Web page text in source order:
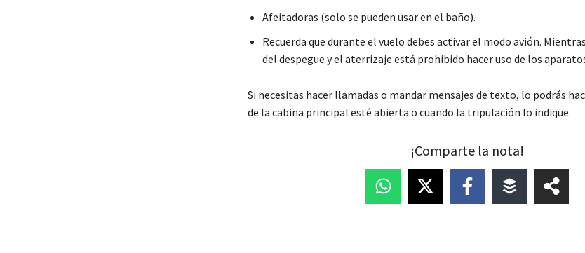
Afeitadoras (solo se pueden usar en el baño).
Recuerda que durante el vuelo debes activar el modo avión.
del despegue y el aterrizaje está prohibido hacer uso de los
Si necesitas hacer llamadas o mandar mensajes de texto, lo podrás
de la cabina principal esté abierta o cuando la tripulación lo indique.
¡Comparte la nota!